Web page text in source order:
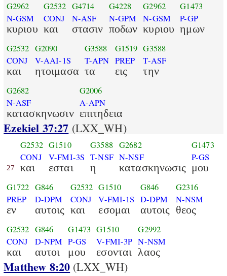
G2962
N-GSM
κυριου
G2532
CONJ
και
G4714
N-ASF
στασιν
G4228
N-GPM
ποδων
G2962
N-GSM
κυριου
G1473
P-GP
ημων
G2532
CONJ
και
G2090
V-AAI-1S
ητοιμασα
G3588
T-APN
τα
G1519
PREP
εις
G3588
T-ASF
την
G2682
N-ASF
κατασκηνωσιν
G2006
A-APN
επιτηδεια
Ezekiel 37:27 (LXX_WH)
27
G2532
CONJ
και
G1510
V-FMI-3S
εσται
G3588
T-NSF
η
G2682
N-NSF
κατασκηνωσις
G1473
P-GS
μου
G1722
PREP
εν
G846
D-DPM
αυτοις
G2532
CONJ
και
G1510
V-FMI-1S
εσομαι
G846
D-DPM
αυτοις
G2316
N-NSM
θεος
G2532
CONJ
και
G846
D-NPM
αυτοι
G1473
P-GS
μου
G1510
V-FMI-3P
εσονται
G2992
N-NSM
λαος
Matthew 8:20 (LXX_WH)